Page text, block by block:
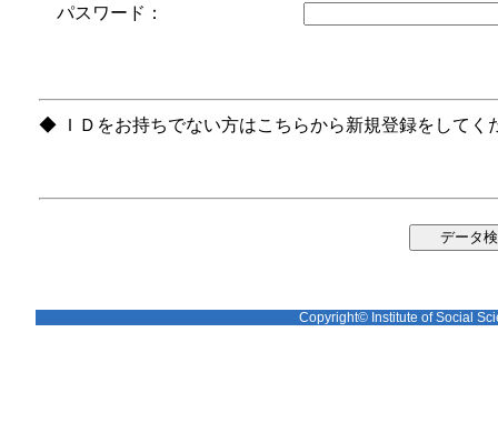
パスワード：
◆ ＩＤをお持ちでない方はこちらから新規登録をしてく
Copyright© Institute of Social